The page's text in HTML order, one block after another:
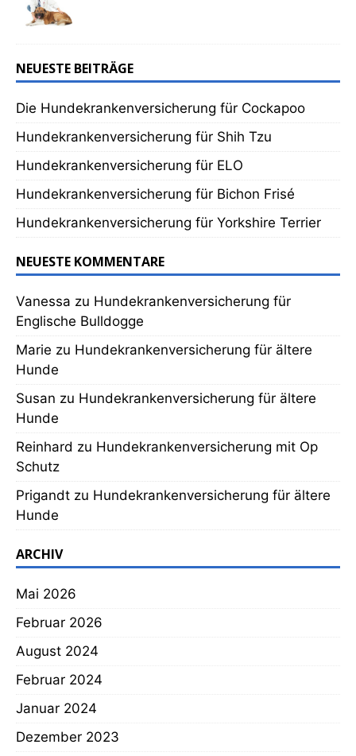
NEUESTE BEITRÄGE
Die Hundekrankenversicherung für Cockapoo
Hundekrankenversicherung für Shih Tzu
Hundekrankenversicherung für ELO
Hundekrankenversicherung für Bichon Frisé
Hundekrankenversicherung für Yorkshire Terrier
NEUESTE KOMMENTARE
Vanessa zu Hundekrankenversicherung für
Englische Bulldogge
Marie zu Hundekrankenversicherung für ältere
Hunde
Susan zu Hundekrankenversicherung für ältere
Hunde
Reinhard zu Hundekrankenversicherung mit Op
Schutz
Prigandt zu Hundekrankenversicherung für ältere
Hunde
ARCHIV
Mai 2026
Februar 2026
August 2024
Februar 2024
Januar 2024
Dezember 2023